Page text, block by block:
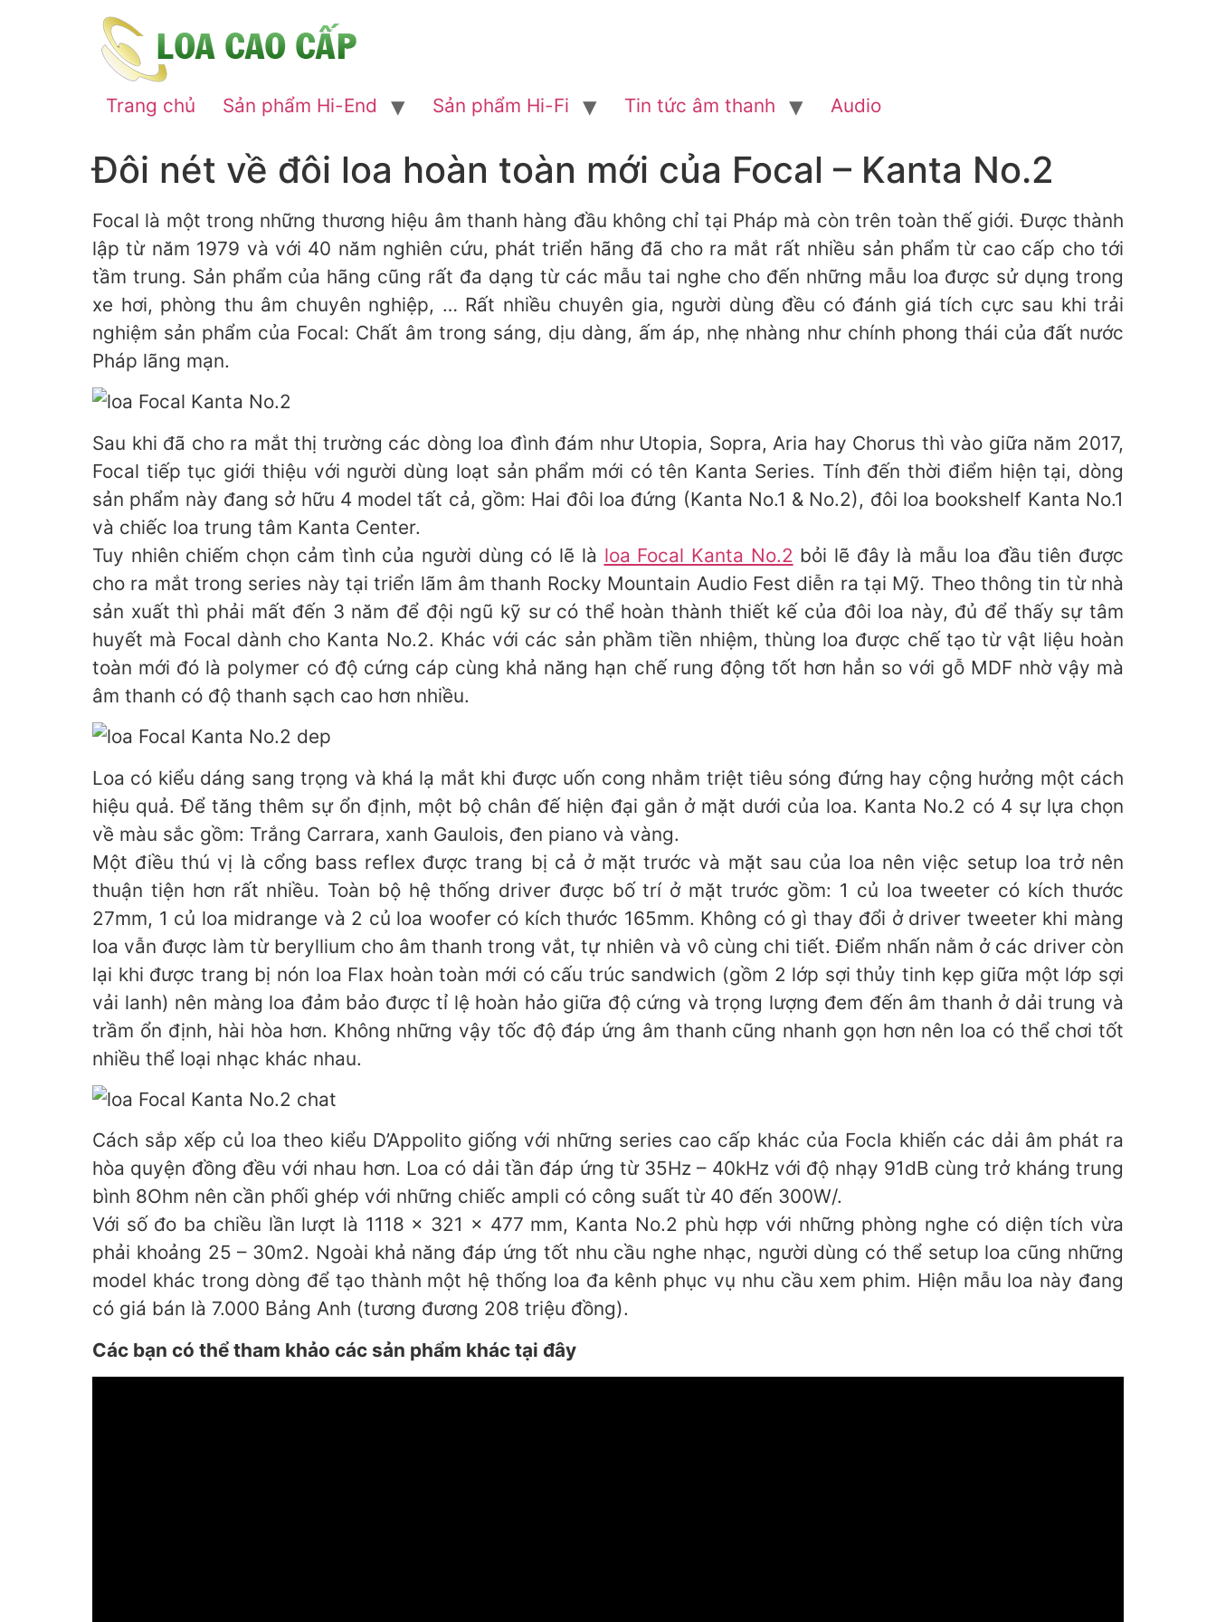
Trang chủ Sản phẩm Hi-End Sản phẩm Hi-Fi Tin tức âm thanh Audio
Đôi nét về đôi loa hoàn toàn mới của Focal – Kanta No.2
Focal là một trong những thương hiệu âm thanh hàng đầu không chỉ tại Pháp mà còn trên toàn thế giới. Được thành
lập từ năm 1979 và với 40 năm nghiên cứu, phát triển hãng đã cho ra mắt rất nhiều sản phẩm từ cao cấp cho tới
tầm trung. Sản phẩm của hãng cũng rất đa dạng từ các mẫu tai nghe cho đến những mẫu loa được sử dụng trong
xe hơi, phòng thu âm chuyên nghiệp, … Rất nhiều chuyên gia, người dùng đều có đánh giá tích cực sau khi trải
nghiệm sản phẩm của Focal: Chất âm trong sáng, dịu dàng, ấm áp, nhẹ nhàng như chính phong thái của đất nước
Pháp lãng mạn.
Sau khi đã cho ra mắt thị trường các dòng loa đình đám như Utopia, Sopra, Aria hay Chorus thì vào giữa năm 2017,
Focal tiếp tục giới thiệu với người dùng loạt sản phẩm mới có tên Kanta Series. Tính đến thời điểm hiện tại, dòng
sản phẩm này đang sở hữu 4 model tất cả, gồm: Hai đôi loa đứng (Kanta No.1 & No.2), đôi loa bookshelf Kanta No.1
và chiếc loa trung tâm Kanta Center.
Tuy nhiên chiếm chọn cảm tình của người dùng có lẽ là loa Focal Kanta No.2 bỏi lẽ đây là mẫu loa đầu tiên được
cho ra mắt trong series này tại triển lãm âm thanh Rocky Mountain Audio Fest diễn ra tại Mỹ. Theo thông tin từ nhà
sản xuất thì phải mất đến 3 năm để đội ngũ kỹ sư có thể hoàn thành thiết kế của đôi loa này, đủ để thấy sự tâm
huyết mà Focal dành cho Kanta No.2. Khác với các sản phầm tiền nhiệm, thùng loa được chế tạo từ vật liệu hoàn
toàn mới đó là polymer có độ cứng cáp cùng khả năng hạn chế rung động tốt hơn hẳn so với gỗ MDF nhờ vậy mà
âm thanh có độ thanh sạch cao hơn nhiều.
Loa có kiểu dáng sang trọng và khá lạ mắt khi được uốn cong nhằm triệt tiêu sóng đứng hay cộng hưởng một cách
hiệu quả. Để tăng thêm sự ổn định, một bộ chân đế hiện đại gắn ở mặt dưới của loa. Kanta No.2 có 4 sự lựa chọn
về màu sắc gồm: Trắng Carrara, xanh Gaulois, đen piano và vàng.
Một điều thú vị là cổng bass reflex được trang bị cả ở mặt trước và mặt sau của loa nên việc setup loa trở nên
thuận tiện hơn rất nhiều. Toàn bộ hệ thống driver được bố trí ở mặt trước gồm: 1 củ loa tweeter có kích thước
27mm, 1 củ loa midrange và 2 củ loa woofer có kích thước 165mm. Không có gì thay đổi ở driver tweeter khi màng
loa vẫn được làm từ beryllium cho âm thanh trong vắt, tự nhiên và vô cùng chi tiết. Điểm nhấn nằm ở các driver còn
lại khi được trang bị nón loa Flax hoàn toàn mới có cấu trúc sandwich (gồm 2 lớp sợi thủy tinh kẹp giữa một lớp sợi
vải lanh) nên màng loa đảm bảo được tỉ lệ hoàn hảo giữa độ cứng và trọng lượng đem đến âm thanh ở dải trung và
trầm ổn định, hài hòa hơn. Không những vậy tốc độ đáp ứng âm thanh cũng nhanh gọn hơn nên loa có thể chơi tốt
nhiều thể loại nhạc khác nhau.
Cách sắp xếp củ loa theo kiểu D’Appolito giống với những series cao cấp khác của Focla khiến các dải âm phát ra
hòa quyện đồng đều với nhau hơn. Loa có dải tần đáp ứng từ 35Hz – 40kHz với độ nhạy 91dB cùng trở kháng trung
bình 8Ohm nên cần phối ghép với những chiếc ampli có công suất từ 40 đến 300W/.
Với số đo ba chiều lần lượt là 1118 x 321 x 477 mm, Kanta No.2 phù hợp với những phòng nghe có diện tích vừa
phải khoảng 25 – 30m2. Ngoài khả năng đáp ứng tốt nhu cầu nghe nhạc, người dùng có thể setup loa cũng những
model khác trong dòng để tạo thành một hệ thống loa đa kênh phục vụ nhu cầu xem phim. Hiện mẫu loa này đang
có giá bán là 7.000 Bảng Anh (tương đương 208 triệu đồng).
Các bạn có thể tham khảo các sản phẩm khác tại đây